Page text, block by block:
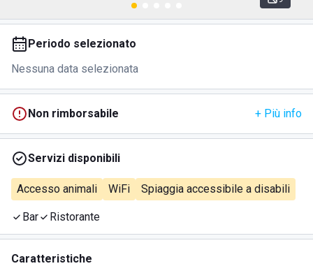
Periodo selezionato
Nessuna data selezionata
Non rimborsabile + Più info
Servizi disponibili
Accesso animali WiFi Spiaggia accessibile a disabili
Bar Ristorante
Caratteristiche